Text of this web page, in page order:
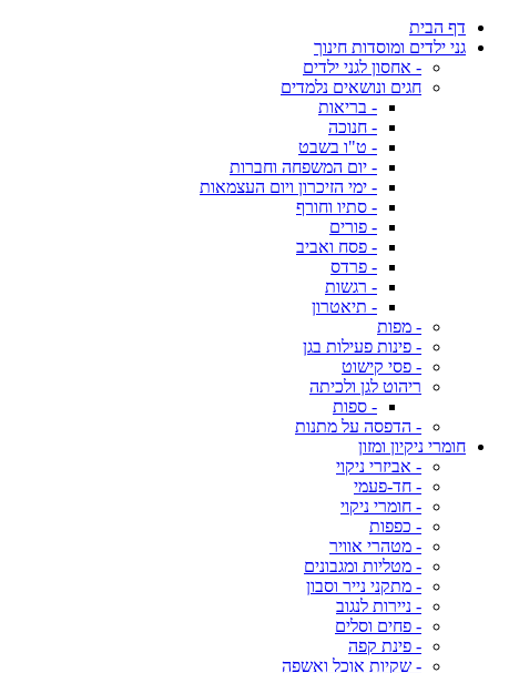
דף הבית
גני ילדים ומוסדות חינוך
- אחסון לגני ילדים
חגים ונושאים נלמדים
- בריאות
- חנוכה
- ט"ו בשבט
- יום המשפחה וחברות
- ימי הזיכרון ויום העצמאות
- סתיו וחורף
- פורים
- פסח ואביב
- פרדס
- רגשות
- תיאטרון
- מפות
- פינות פעילות בגן
- פסי קישוט
ריהוט לגן ולכיתה
- ספות
- הדפסה על מתנות
חומרי ניקיון ומזון
- אביזרי ניקוי
- חד-פעמי
- חומרי ניקוי
- כפפות
- מטהרי אוויר
- מטליות ומגבונים
- מתקני נייר וסבון
- ניירות לנגוב
- פחים וסלים
- פינת קפה
- שקיות אוכל ואשפה